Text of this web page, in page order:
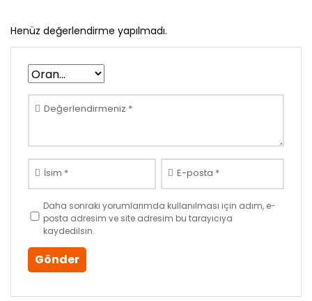
Henüz değerlendirme yapılmadı.
Değerlendirmeniz *
İsim * E-posta *
Daha sonraki yorumlarımda kullanılması için adım, e-
posta adresim ve site adresim bu tarayıcıya
kaydedilsin.